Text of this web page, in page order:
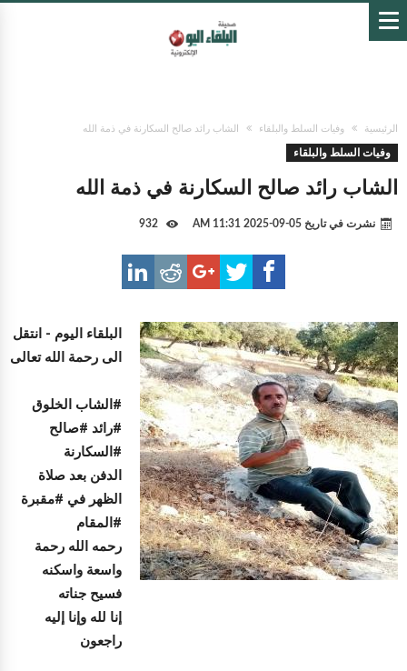
الرئيسية وفيات السلط والبلقاء الشاب رائد صالح السكارنة في ذمة الله
وفيات السلط والبلقاء
الشاب رائد صالح السكارنة في ذمة الله
نشرت في تاريخ 05-09-2025 11:31 AM
البلقاء اليوم - انتقل
الى رحمة الله تعالى
#الشاب الخلوق
#رائد #صالح
#السكارنة
الدفن بعد صلاة
الظهر في #مقبرة
#المقام
رحمه الله رحمة
واسعة واسكنه
فسيح جناته
إنا لله وإنا إليه
راجعون